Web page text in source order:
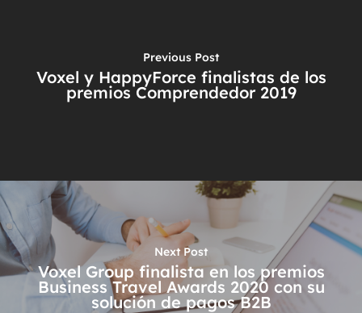
Previous Post
Voxel y HappyForce finalistas de los
premios Comprendedor 2019
Next Post
Voxel Group finalista en los premios
Business Travel Awards 2020 con su
solución de pagos B2B